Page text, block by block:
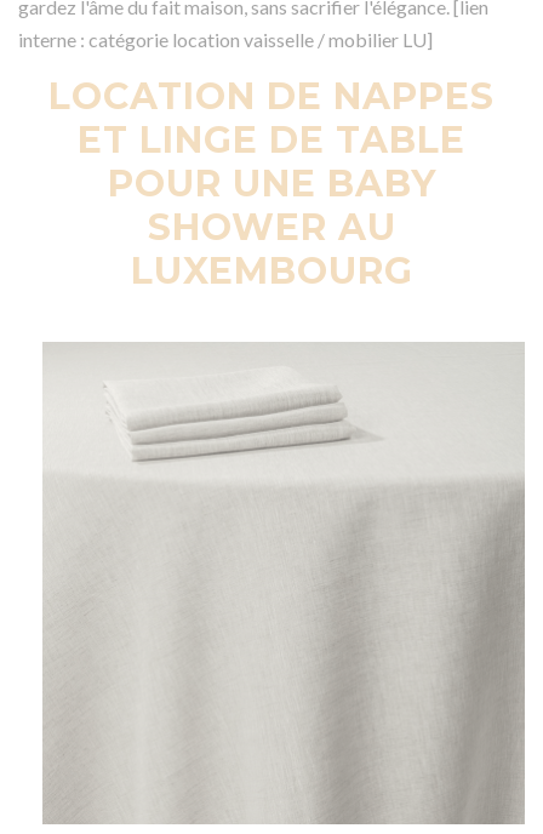
gardez l'âme du fait maison, sans sacrifier l'élégance. [lien
interne : catégorie location vaisselle / mobilier LU]
LOCATION DE NAPPES
ET LINGE DE TABLE
POUR UNE BABY
SHOWER AU
LUXEMBOURG